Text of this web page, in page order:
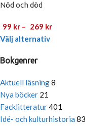
Bokgenrer
Aktuell läsning8
Nya böcker 21
Facklitteratur401
Idé- och kulturhistoria 83
Nöd och död
99 kr – 269 kr
Välj alternativ